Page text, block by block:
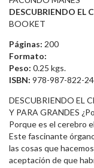
DESCUBRIENDO EL
BOOKET
Páginas: 200
Formato:
Peso: 0.25 kgs.
ISBN: 978-987-822-
DESCUBRIENDO EL
Y PARA GRANDES
Porque es el cerebro
Este fascinante
las cosas que
aceptación de que